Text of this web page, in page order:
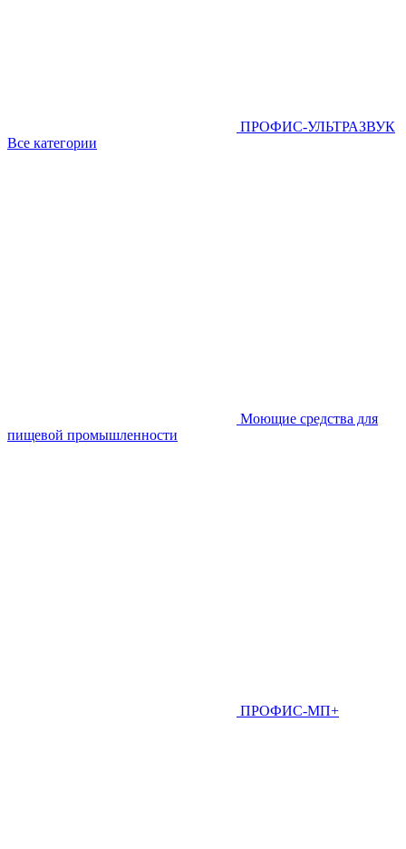
ПРОФИС-УЛЬТРАЗВУК
Все категории
Моющие средства для
пищевой промышленности
ПРОФИС-МП+